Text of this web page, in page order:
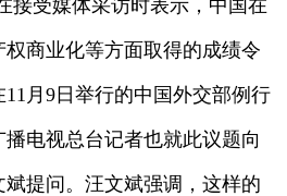
接受媒体采访时表示，中国在
商业化等方面取得的成绩令
月9日举行的中国外交部例行
电视总台记者也就此议题向
提问。汪文斌强调，这样的